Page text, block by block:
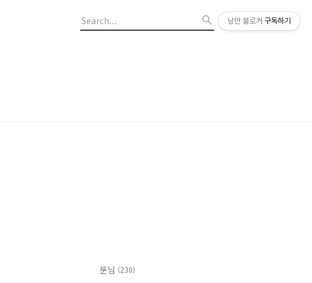
뚠님 (230)
낭만 블로거 구독하기